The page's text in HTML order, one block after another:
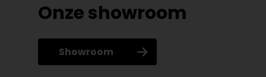
Onze showroom
Showroom